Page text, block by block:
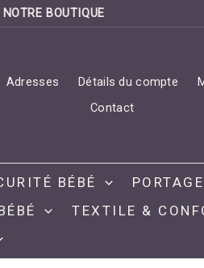
BOUTIQUE
Adresses Détails du compte
Contact
BÉBÉ
TEXTILE &